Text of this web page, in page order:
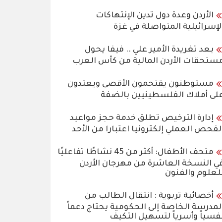
الأردن وعدة دول تدين الإنتهاكات
المتواصلة في غزة
بعد تغريدة الأمير علي .. فيفا يحول
الأردن المالية من كأس العرب
مستوطنون يقتحمون الأقصى ويعتدون
أملاك الفلسطينيين بالضفة
إدارة الترخيص تطلق خدمة حجز مواعيد
العملي إلكترونيا اعتبارا من الأحد
متحف الأطفال: أكثر من 45 نشاطًا تفاعليًا
النسخة العاشرة من مهرجان الأردن
والفنون
أخصائية تربوية : انتقال الطالب من
الخاصة إلى الحكومية يحتاج دعماً
وأسرياً لتسهيل التكيف